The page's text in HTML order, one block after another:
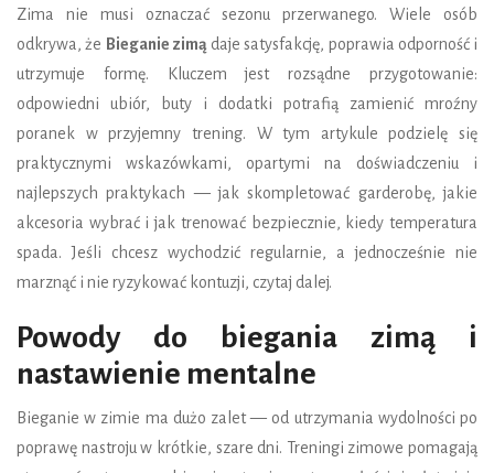
Zima nie musi oznaczać sezonu przerwanego. Wiele osób
odkrywa, że Bieganie zimą daje satysfakcję, poprawia odporność i
utrzymuje formę. Kluczem jest rozsądne przygotowanie:
odpowiedni ubiór, buty i dodatki potrafią zamienić mroźny
poranek w przyjemny trening. W tym artykule podzielę się
praktycznymi wskazówkami, opartymi na doświadczeniu i
najlepszych praktykach — jak skompletować garderobę, jakie
akcesoria wybrać i jak trenować bezpiecznie, kiedy temperatura
spada. Jeśli chcesz wychodzić regularnie, a jednocześnie nie
marznąć i nie ryzykować kontuzji, czytaj dalej.
Powody do biegania zimą i
nastawienie mentalne
Bieganie w zimie ma dużo zalet — od utrzymania wydolności po
poprawę nastroju w krótkie, szare dni. Treningi zimowe pomagają